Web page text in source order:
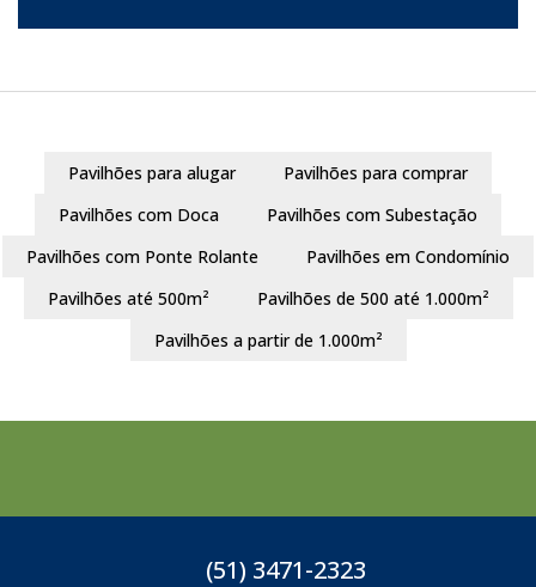
Pavilhões para alugar
Pavilhões para comprar
Pavilhões com Doca
Pavilhões com Subestação
Pavilhões com Ponte Rolante
Pavilhões em Condomínio
Pavilhões até 500m²
Pavilhões de 500 até 1.000m²
Pavilhões a partir de 1.000m²
(51) 3471-2323